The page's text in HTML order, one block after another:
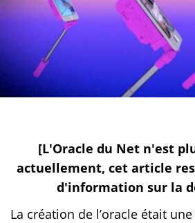
[L'Oracle du Net n'est
actuellement, cet article
d'information sur la
La création de l’oracle était